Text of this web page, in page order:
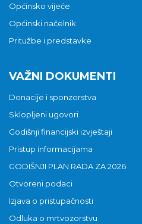
Općinsko vijeće
Općinski načelnik
Pritužbe i predstavke
VAŽNI DOKUMENTI
Donacije i sponzorstva
Sklopljeni ugovori
Godišnji financijski izvještaji
Pristup informacijama
GODIŠNJI PLAN RADA ZA 2026
Otvoreni podaci
Izjava o pristupačnosti
Odluka o mrtvozorstvu